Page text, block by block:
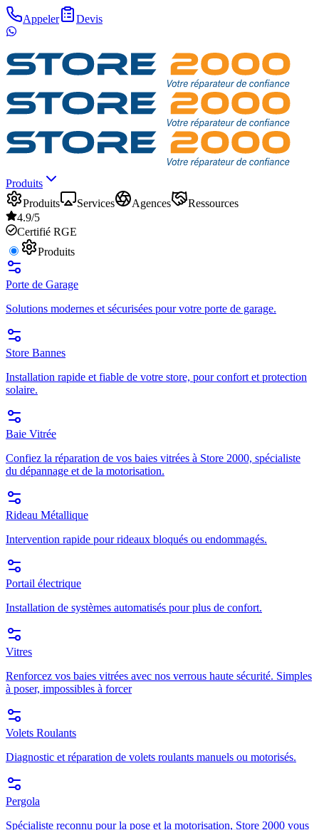
Appeler Devis
Produits
Produits
Services Agences
Ressources
4.9/5
Certifié RGE
Produits
Porte de Garage
Solutions modernes et sécurisées pour votre porte de garage.
Store Bannes
Installation rapide et fiable de votre store, pour confort et protection
solaire.
Baie Vitrée
Confiez la réparation de vos baies vitrées à Store 2000, spécialiste
du dépannage et de la motorisation.
Rideau Métallique
Intervention rapide pour rideaux bloqués ou endommagés.
Portail électrique
Installation de systèmes automatisés pour plus de confort.
Vitres
Renforcez vos baies vitrées avec nos verrous haute sécurité. Simples
à poser, impossibles à forcer
Volets Roulants
Diagnostic et réparation de volets roulants manuels ou motorisés.
Pergola
Spécialiste reconnu pour la pose et la motorisation, Store 2000 vous